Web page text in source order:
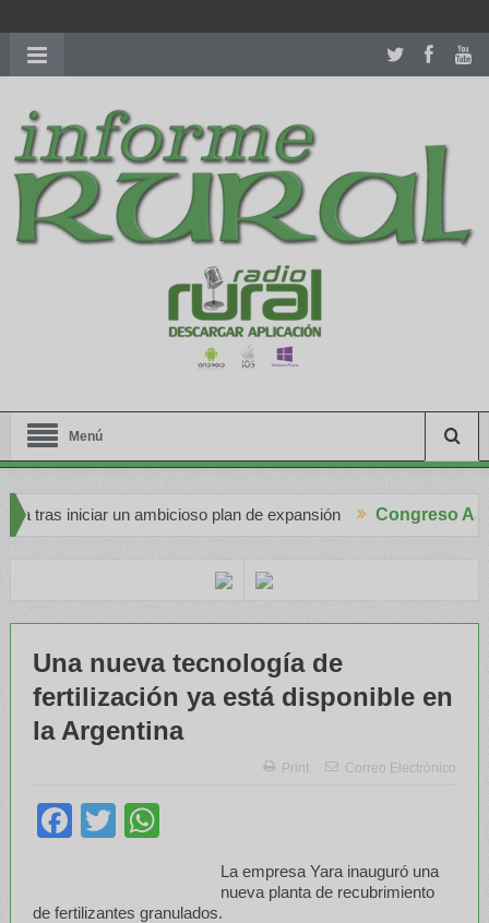
richardmillereplica
women.patekphilippe.tofor sale in usa recognized command with
dining room table ceremony. welcome to our
perfectwatches.is
shop. best youngsexdoll.comwith professional customer
services. 1: 1 design high
https://reallydiamond.com/
Menú
un ambicioso plan de expansión Congreso Aapresid 2026
Una nueva tecnología de
fertilización ya está disponible en
la Argentina
Print Correo Electrónico
Facebook
Twitter
La empresa Yara inauguró una
nueva planta de recubrimiento
de fertilizantes granulados.